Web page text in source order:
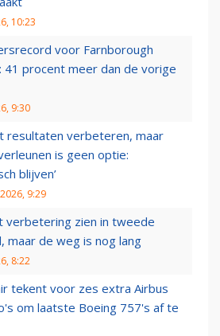
10:23
voor Farnborough
41 procent meer dan de vorige
9:30
resultaten verbeteren, maar
is geen optie:
blijven’
9:29
verbetering zien in tweede
maar de weg is nog lang
8:22
tekent voor zes extra Airbus
om laatste Boeing 757's af te